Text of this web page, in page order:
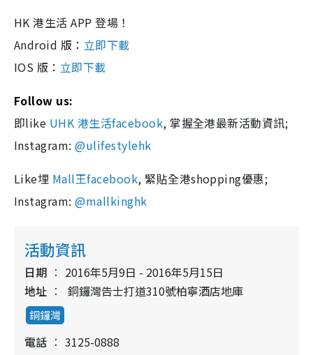
HK 港生活 APP 登場！
Android 版： 立即下載
IOS 版： 立即下載
Follow us:
即like UHK 港生活facebook, 掌握全港最新活動資訊;
Instagram:@ulifestylehk
Like埋 Mall王facebook, 緊貼全港shopping優惠;
Instagram:@mallkinghk
活動資訊
日期
2016年5月9日 - 2016年5月15日
地址
銅鑼灣告士打道310號柏寧酒店地庫
銅鑼灣
電話 3125-0888